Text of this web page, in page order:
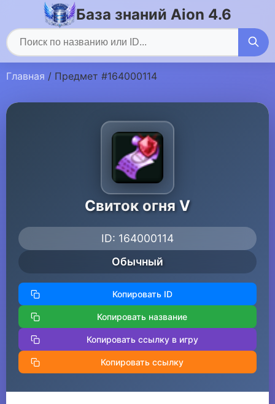
База знаний Aion 4.6
Главная / Предмет #164000114
Свиток огня V
ID: 164000114
Обычный
Копировать ID
Копировать название
Копировать ссылку в игру
Копировать ссылку